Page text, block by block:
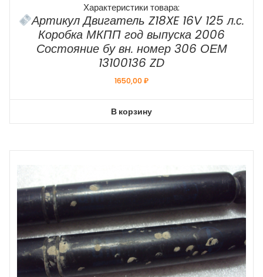
Характеристики товара:
Артикул Двигатель Z18XE 16V 125 л.с.
Коробка МКПП год выпуска 2006
Состояние бу вн. номер 306 ОЕМ
13100136 ZD
1650,00₽
В корзину